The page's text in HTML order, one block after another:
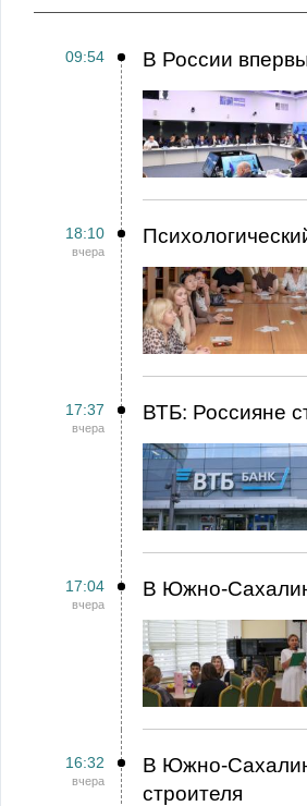
09:54 В России
18:10
вчера
17:37
вчера
ВТБ: Россияне
17:04
вчера
В Южно-
16:32
вчера
В Южно-
строителя